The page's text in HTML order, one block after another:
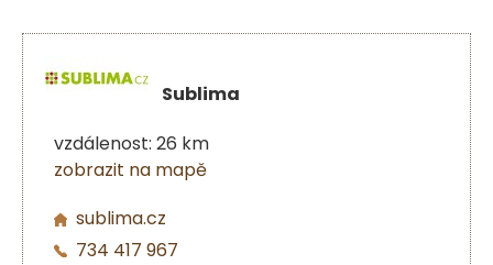
Sublima
vzdálenost: 26 km
zobrazit na mapě
sublima.cz
734 417 967